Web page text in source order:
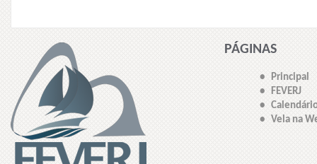
PÁGINAS
• Principal
• FEVERJ
•
• Vela na